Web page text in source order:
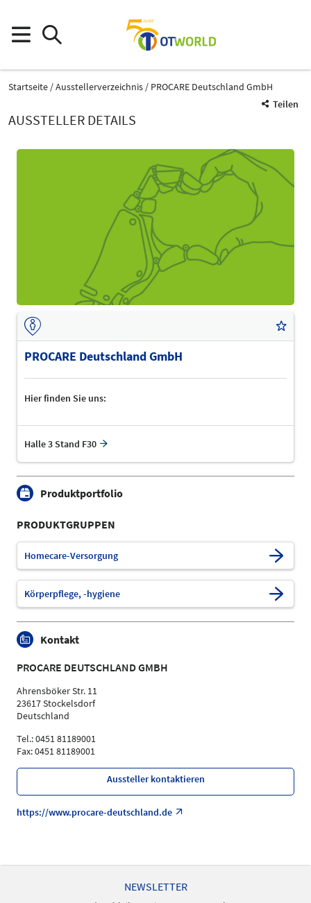
Startseite Ausstellerverzeichnis
PROCARE Deutschland GmbH
Teilen
AUSSTELLER DETAILS
PROCARE Deutschland GmbH
Hier finden Sie uns:
Halle 3 Stand F30
Produktportfolio
PRODUKTGRUPPEN
Homecare-Versorgung
Körperpflege, -hygiene
Kontakt
PROCARE DEUTSCHLAND GMBH
Ahrensböker Str. 11
23617 Stockelsdorf
Deutschland
Tel.: 0451 81189001
Fax: 0451 81189001
Aussteller kontaktieren
https://www.procare-deutschland.de
NEWSLETTER